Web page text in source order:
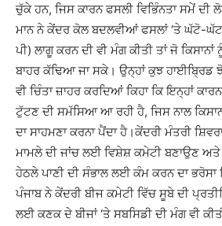
ਚੁੱਕੇ ਹਨ, ਜਿਸ ਕਾਰਨ ਫਸਲੀ ਵਿਭਿੰਨਤਾ ਸਮੇਂ
ਮਾਨ ਨੇ ਕੇਂਦਰ ਕੋਲ ਬਦਲਵੀਆਂ ਫਸਲਾਂ ‘ਤੇ ਘੱਟੋ-
ਪੀ) ਲਾਗੂ ਕਰਨ ਦੀ ਵੀ ਮੰਗ ਕੀਤੀ ਤਾਂ ਜੋ
ਬਾਹਰ ਕੱਢਿਆ ਜਾ ਸਕੇ। ਉਨ੍ਹਾਂ ਕੁਝ ਹਾਈਬ੍ਰਿਡ
ਵੀ ਚਿੰਤਾ ਜ਼ਾਹਰ ਕਰਦਿਆਂ ਕਿਹਾ ਕਿ ਇਨ੍ਹਾਂ
ਟੁੱਟਣ ਦੀ ਸਮੱਸਿਆ ਆ ਰਹੀ ਹੈ, ਜਿਸ ਨਾਲ
ਦਾ ਸਾਹਮਣਾ ਕਰਨਾ ਪੈਂਦਾ ਹੈ।ਕੇਂਦਰੀ ਮੰਤਰੀ
ਮਾਮਲੇ ਦੀ ਜਾਂਚ ਲਈ ਵਿਸ਼ੇਸ਼ ਕਮੇਟੀ ਬਣਾਉਣ ਅਤੇ
ਹੇਠਲੇ ਪਾਣੀ ਦੀ ਸੰਭਾਲ ਲਈ ਕੰਮ ਕਰਨ ਦਾ ਭਰੋਸਾ
ਪੰਜਾਬ ਨੇ ਕੇਂਦਰੀ ਬੀਜ ਕਮੇਟੀ ਵਿੱਚ ਸੂਬੇ ਦੀ
ਲਈ ਕਣਕ ਦੇ ਬੀਜਾਂ ‘ਤੇ ਸਬਸਿਡੀ ਦੀ ਮੰਗ ਵੀ